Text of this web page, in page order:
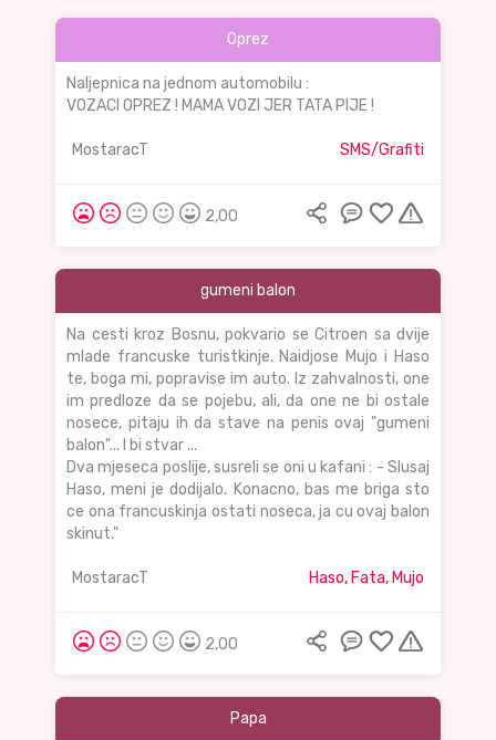
Oprez
Naljepnica na jednom automobilu :
VOZACI OPREZ ! MAMA VOZI JER TATA PIJE !
MostaracT SMS/Grafiti
2,00
gumeni balon
Na cesti kroz Bosnu, pokvario se Citroen sa dvije
mlade francuske turistkinje. Naidjose Mujo i Haso
te, boga mi, popravise im auto. Iz zahvalnosti, one
im predloze da se pojebu, ali, da one ne bi ostale
nosece, pitaju ih da stave na penis ovaj "gumeni
balon"... I bi stvar ...
Dva mjeseca poslije, susreli se oni u kafani : - Slusaj
Haso, meni je dodijalo. Konacno, bas me briga sto
ce ona francuskinja ostati noseca, ja cu ovaj balon
skinut."
MostaracT Haso, Fata, Mujo
2,00
Papa